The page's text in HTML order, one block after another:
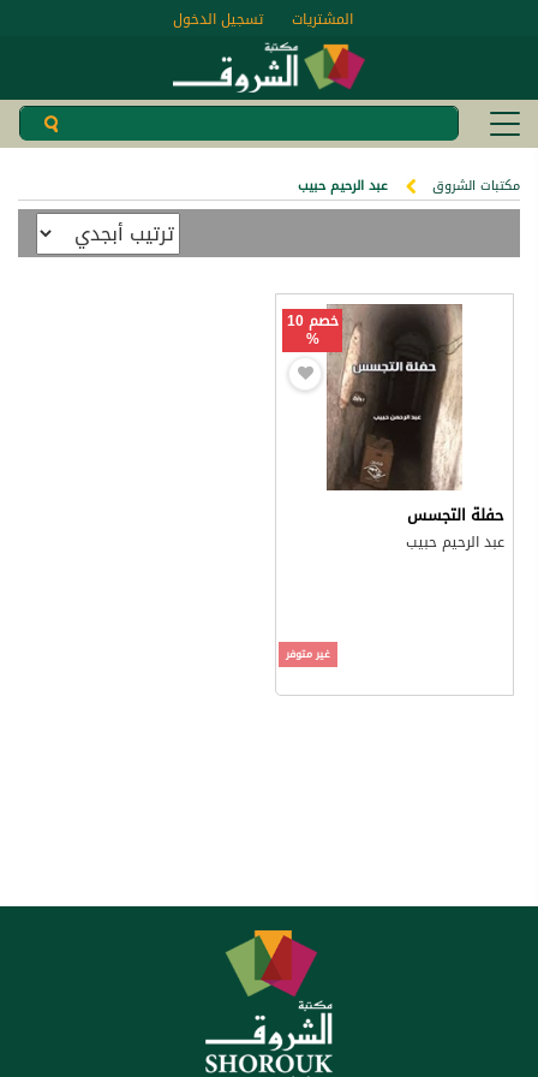
تسجيل الدخول المشتريات
مكتبات الشروق عبد الرحيم حبيب
خصم 10
%
حفلة التجسس
عبد الرحيم حبيب
غير متوفر